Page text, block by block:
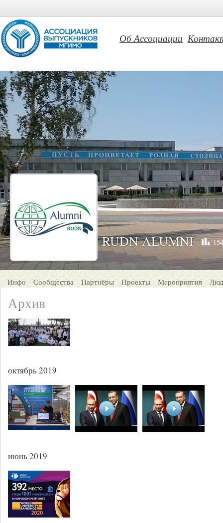
Об Ассоциации
RUDN ALUMNI
Инфо Сообщества Партнёры Проекты Мероприятия
Архив
октябрь 2019
июнь 2019